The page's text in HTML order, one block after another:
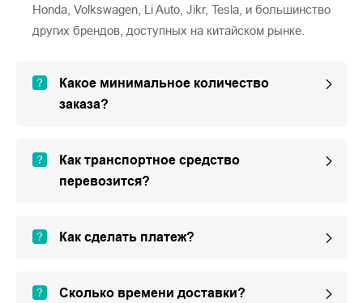
Honda, Volkswagen, Li Auto, Jikr, Tesla, и большинство
других брендов, доступных на китайском рынке.
Какое минимальное количество
заказа?
Как транспортное средство
перевозится?
Как сделать платеж?
Сколько времени доставки?